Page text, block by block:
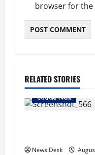
browser for
RELATED STORIES
उत्तराखंड स्पेशल
News Desk